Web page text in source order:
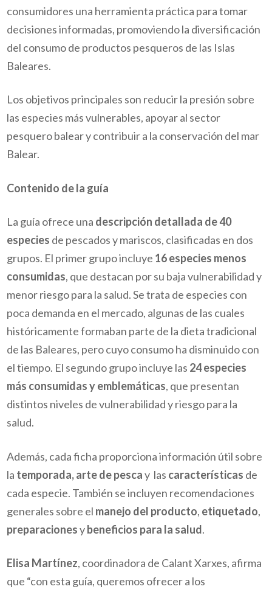
consumidores una herramienta práctica para tomar
decisiones informadas, promoviendo la diversificación
del consumo de productos pesqueros de las Islas
Baleares.
Los objetivos principales son reducir la presión sobre
las especies más vulnerables, apoyar al sector
pesquero balear y contribuir a la conservación del mar
Balear.
Contenido de la guía
La guía ofrece una descripción detallada de 40
especies de pescados y mariscos, clasificadas en dos
grupos. El primer grupo incluye 16 especies menos
consumidas, que destacan por su baja vulnerabilidad y
menor riesgo para la salud. Se trata de especies con
poca demanda en el mercado, algunas de las cuales
históricamente formaban parte de la dieta tradicional
de las Baleares, pero cuyo consumo ha disminuido con
el tiempo. El segundo grupo incluye las 24 especies
más consumidas y emblemáticas, que presentan
distintos niveles de vulnerabilidad y riesgo para la
salud.
Además, cada ficha proporciona información útil sobre
la temporada, arte de pescay las características de
cada especie. También se incluyen recomendaciones
generales sobre el manejo del producto, etiquetado,
preparacionesybeneficios para la salud.
Elisa Martínez, coordinadora de Calant Xarxes, afirma
que “con esta guía, queremos ofrecer a los